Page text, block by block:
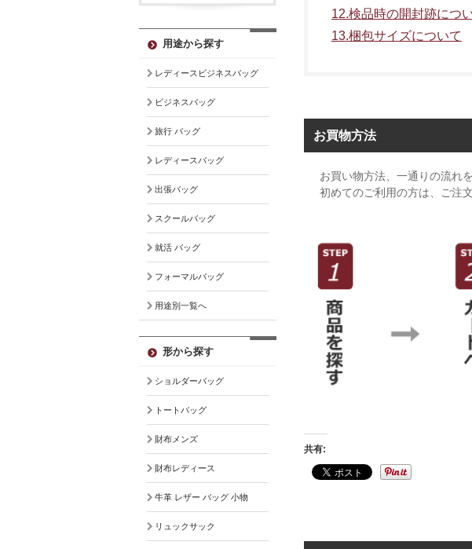
12.検品時の開封跡につ
13.梱包サイズについて
お買物方法
お買い物方法、一通りの流れ
初めてのご利用の方は、ご注
共有:
用途から探す
レディースビジネスバッグ
ビジネスバッグ
旅行 バッグ
レディースバッグ
出張バッグ
スクールバッグ
就活 バッグ
フォーマルバッグ
用途別一覧へ
形から探す
ショルダーバッグ
トートバッグ
財布メンズ
財布レディース
牛革 レザー バッグ 小物
リュックサック